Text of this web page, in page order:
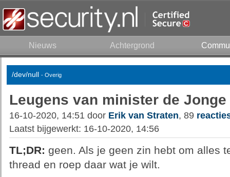
Nieuws Achtergrond
/dev/null - Overig
Leugens van minister de Jonge
16-10-2020, 14:51 door Erik van Straten, 89
Laatst bijgewerkt: 16-10-2020, 14:56
TL;DR: geen. Als je geen zin hebt om alles
thread en roep daar wat je wilt.